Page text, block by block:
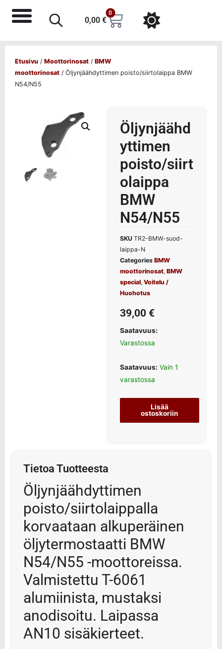
0,00 €
0
Etusivu / Moottorinosat / BMW
moottorinosat / Öljynjäähdyttimen poisto/siirtolaippa BMW
N54/N55
Öljynjäähd
yttimen
poisto/siirt
olaippa
BMW
N54/N55
SKU TR2-BMW-suod-
laippa-N
Categories BMW
moottorinosat, BMW
special, Voitelu /
Huohotus
39,00 €
Saatavuus:
Varastossa
Saatavuus: Vain 1
varastossa
Lisää
ostoskoriin
Tietoa Tuotteesta
Öljynjäähdyttimen
poisto/siirtolaippalla
korvaataan alkuperäinen
öljytermostaatti BMW
N54/N55 -moottoreissa.
Valmistettu T-6061
alumiinista, mustaksi
anodisoitu. Laipassa
AN10 sisäkierteet.